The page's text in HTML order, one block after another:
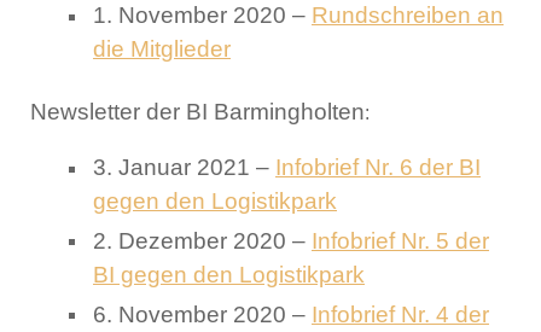
1. November 2020 – Rundschreiben an
die Mitglieder
Newsletter der BI Barmingholten:
3. Januar 2021 – Infobrief Nr. 6 der BI
gegen den Logistikpark
2. Dezember 2020 – Infobrief Nr. 5 der
BI gegen den Logistikpark
6. November 2020 – Infobrief Nr. 4 der